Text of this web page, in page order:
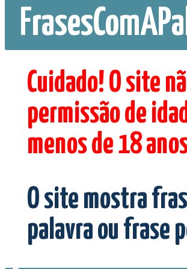
Cuidado! O site
permissão de
menos de 18
O site mostra
palavra ou frase